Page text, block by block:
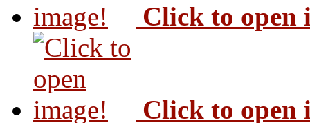
Click to open
Click to open